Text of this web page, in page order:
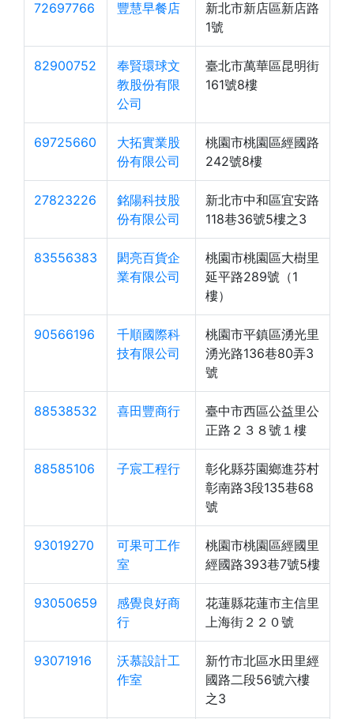
72697766 豐慧早餐店
新北市新店區新店路
1號
82900752
奉賢環球文
教股份有限
公司
臺北市萬華區昆明街
161號8樓
69725660
大拓實業股
份有限公司
桃園市桃園區經國路
242號8樓
27823226
銘陽科技股
份有限公司
新北市中和區宜安路
118巷36號5樓之3
83556383
閎亮百貨企
業有限公司
桃園市桃園區大樹里
延平路289號（1
樓）
90566196
千順國際科
技有限公司
桃園市平鎮區湧光里
湧光路136巷80弄3
號
88538532 喜田豐商行
臺中市西區公益里公
正路２３８號１樓
88585106 子宸工程行
彰化縣芬園鄉進芬村
彰南路3段135巷68
號
93019270
可果可工作
室
桃園市桃園區經國里
經國路393巷7號5樓
93050659
感覺良好商
行
花蓮縣花蓮市主信里
上海街２２０號
93071916
沃慕設計工
作室
新竹市北區水田里經
國路二段56號六樓
之3